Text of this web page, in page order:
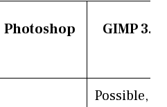
Photoshop GIMP 3.0
Possible,